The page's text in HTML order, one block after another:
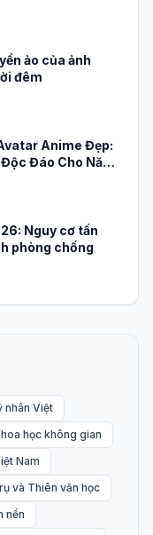
ảo của ảnh
đêm
Anime Đẹp:
Đáo Cho Năm
Nguy cơ tấn
phòng chống
nhân Việt
học không gian
Nam
và Thiên văn học
nền